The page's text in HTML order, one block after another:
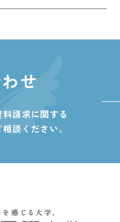
せ
請求に関する
談ください。